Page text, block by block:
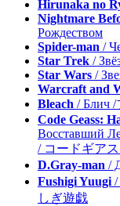
Hirunaka no
Nightmare
Рождеством
Spider-man /
Star Trek /
Star Wars /
Warcraft and
Bleach / Блич
Code Geass:
Восставший
/ コードギア
D.Gray-man /
Fushigi Yuugi /
しぎ遊戯